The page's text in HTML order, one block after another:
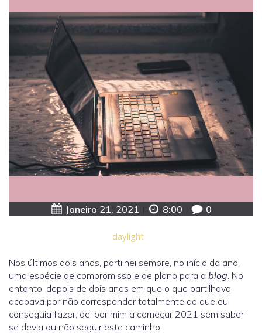
Janeiro 21, 2021 8:00 0
daylight
Nos últimos dois anos, partilhei sempre, no início do ano,
uma espécie de compromisso e de plano para o blog. No
entanto, depois de dois anos em que o que partilhava
acabava por não corresponder totalmente ao que eu
conseguia fazer, dei por mim a começar 2021 sem saber
se devia ou não seguir este caminho.